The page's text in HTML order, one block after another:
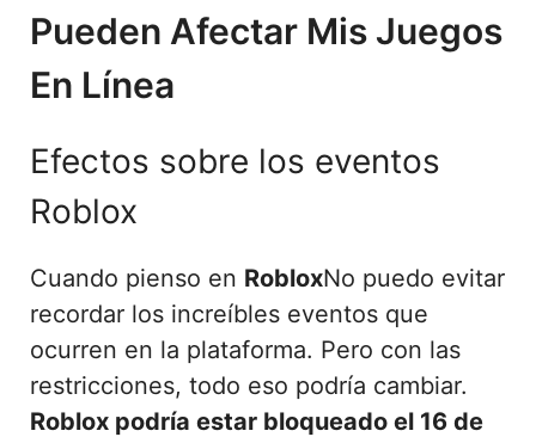
Pueden Afectar Mis Juegos
En Línea
Efectos sobre los eventos
Roblox
Cuando pienso en RobloxNo puedo evitar
recordar los increíbles eventos que
ocurren en la plataforma. Pero con las
restricciones, todo eso podría cambiar.
Roblox podría estar bloqueado el 16 de